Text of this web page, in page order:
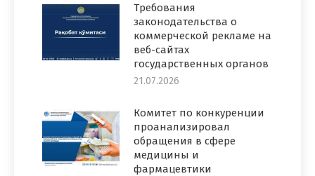
Требования
законодательства о
коммерческой рекламе на
веб-сайтах
государственных органов
21.07.2026
Комитет по конкуренции
проанализировал
обращения в сфере
медицины и
фармацевтики